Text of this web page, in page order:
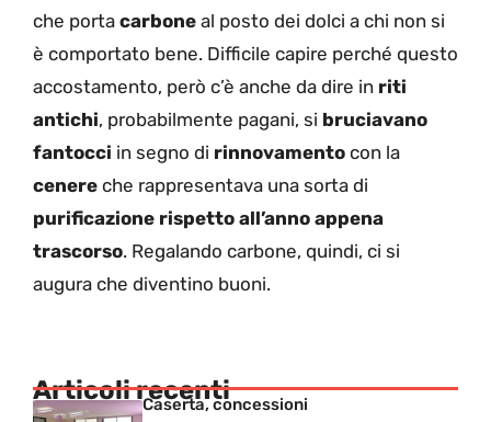
che porta carbone al posto dei dolci a chi non si
è comportato bene. Difficile capire perché questo
accostamento, però c’è anche da dire in riti
antichi, probabilmente pagani, si bruciavano
fantocci in segno di rinnovamento con la
cenere che rappresentava una sorta di
purificazione rispetto all’anno appena
trascorso. Regalando carbone, quindi, ci si
augura che diventino buoni.
Articoli recenti
Caserta, concessioni